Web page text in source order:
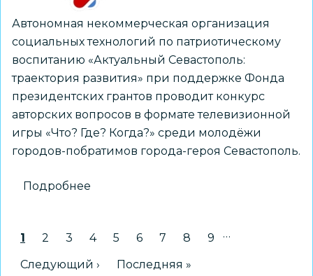
воспитания»
по
основным
номинациям
Автономная некоммерческая организация
социальных технологий по патриотическому
воспитанию «Актуальный Севастополь:
траектория развития» при поддержке Фонда
президентских грантов проводит конкурс
авторских вопросов в формате телевизионной
игры «Что? Где? Когда?» среди молодёжи
городов-побратимов города-героя Севастополь.
Подробнее
конкурс
авторских
Нумерация
Текущая страница
1 Страница
2 Страница
3 Страница
4 Страница
5 Страница
6 Страница
7 Страница
8 Страница
9 …
Следующая страница
Следующий › Последняя страница
Последняя »